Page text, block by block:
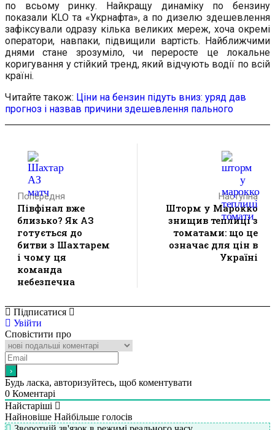
по всьому ринку. Найкращу динаміку по бензину
показали KLO та «Укрнафта», а по дизелю здешевлення
зафіксували одразу кілька великих мереж, хоча окремі
оператори, навпаки, підвищили вартість. Найближчими
днями стане зрозуміло, чи переросте це локальне
коригування у стійкий тренд, який відчують водії по всій
країні.
Читайте також: Ціни на бензин підуть вниз: уряд дав
прогноз і назвав причини здешевлення пального
Попередня
Півфінал вже
близько? Як АЗ
готується до
битви з Шахтарем
і чому ця
команда
небезпечна
Наступна
Шторм у Марокко
знищив теплиці з
томатами: що це
означає для цін в
Україні
Підписатися
Увійти
Сповістити про
Будь ласка, авторизуйтесь, щоб коментувати
0 Коментарі
Найстаріші
Найновіше Найбільше голосів